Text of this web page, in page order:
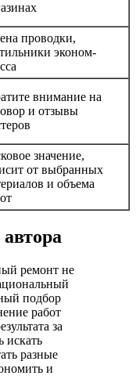
проводки,
эконом-
внимание на
и отзывы
значение,
от выбранных
и объема
ремонт не
подбор
работ
за
искать
разные
и